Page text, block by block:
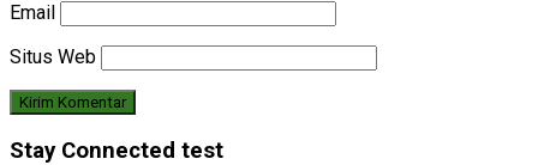
Email
Situs Web
Stay Connected test